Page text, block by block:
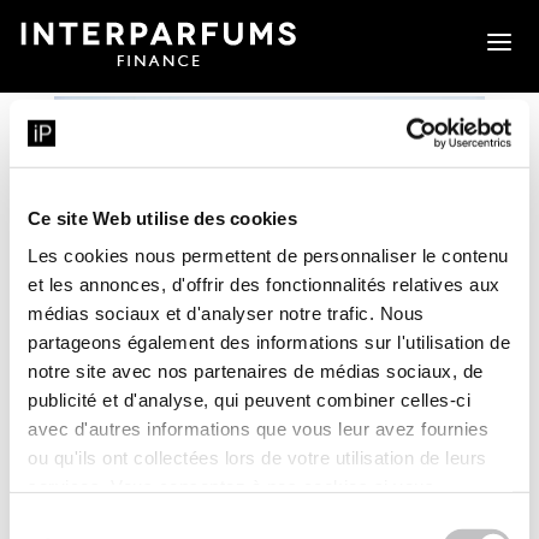
Ce site Web utilise des cookies
Les cookies nous permettent de personnaliser le contenu
et les annonces, d'offrir des fonctionnalités relatives aux
médias sociaux et d'analyser notre trafic. Nous
partageons également des informations sur l'utilisation de
notre site avec nos partenaires de médias sociaux, de
publicité et d'analyse, qui peuvent combiner celles-ci
avec d'autres informations que vous leur avez fournies
ou qu'ils ont collectées lors de votre utilisation de leurs
a
Interparfums améliore sa notation ESG
en 2022